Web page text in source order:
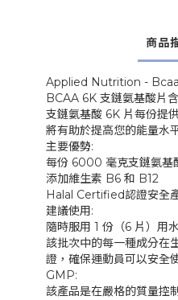
商品
Applied Nutrition -
BCAA 6K 支鏈氨基酸片
支鏈氨基酸 6K 片每份提
將有助於提高您的能量水
主要優勢:
每份 6000 毫克支鏈氨基
添加維生素 B6 和 B12
Halal Certified認證安全
建議使用:
隨時服用 1 份（6 片）用
該批次中的每一種成分在
證，確保運動員可以安全
GMP:
該產品是在嚴格的質量控